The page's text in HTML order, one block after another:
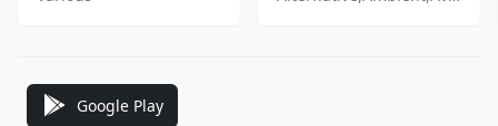
Google Play